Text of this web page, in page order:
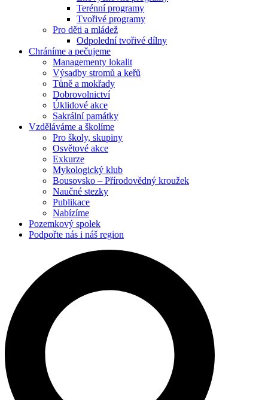
Terénní programy
Tvořivé programy
Pro děti a mládež
Odpolední tvořivé dílny
Chráníme a pečujeme
Managementy lokalit
Výsadby stromů a keřů
Tůně a mokřady
Dobrovolnictví
Úklidové akce
Sakrální památky
Vzděláváme a školíme
Pro školy, skupiny
Osvětové akce
Exkurze
Mykologický klub
Bousovsko – Přírodovědný kroužek
Naučné stezky
Publikace
Nabízíme
Pozemkový spolek
Podpořte nás i náš region